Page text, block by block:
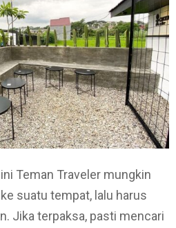
Teman Traveler mungkin
suatu tempat, lalu harus
Jika terpaksa, pasti mencari